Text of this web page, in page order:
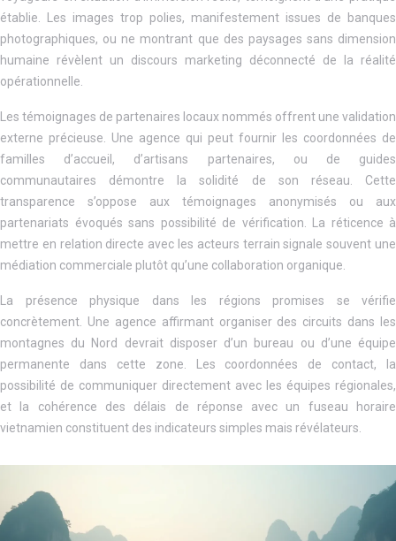
établie. Les images trop polies, manifestement issues de banques
photographiques, ou ne montrant que des paysages sans dimension
humaine révèlent un discours marketing déconnecté de la réalité
opérationnelle.
Les témoignages de partenaires locaux nommés offrent une validation
externe précieuse. Une agence qui peut fournir les coordonnées de
familles d’accueil, d’artisans partenaires, ou de guides
communautaires démontre la solidité de son réseau. Cette
transparence s’oppose aux témoignages anonymisés ou aux
partenariats évoqués sans possibilité de vérification. La réticence à
mettre en relation directe avec les acteurs terrain signale souvent une
médiation commerciale plutôt qu’une collaboration organique.
La présence physique dans les régions promises se vérifie
concrètement. Une agence affirmant organiser des circuits dans les
montagnes du Nord devrait disposer d’un bureau ou d’une équipe
permanente dans cette zone. Les coordonnées de contact, la
possibilité de communiquer directement avec les équipes régionales,
et la cohérence des délais de réponse avec un fuseau horaire
vietnamien constituent des indicateurs simples mais révélateurs.